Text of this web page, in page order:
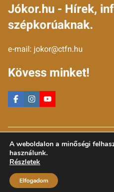
Jókor.hu - Hírek,
szépkorúaknak.
e-mail: jokor@ctfn.hu
Kövess minket!
Copyright © 2024
A weboldalon a minőségi
használunk.
Részletek
Elfogadom